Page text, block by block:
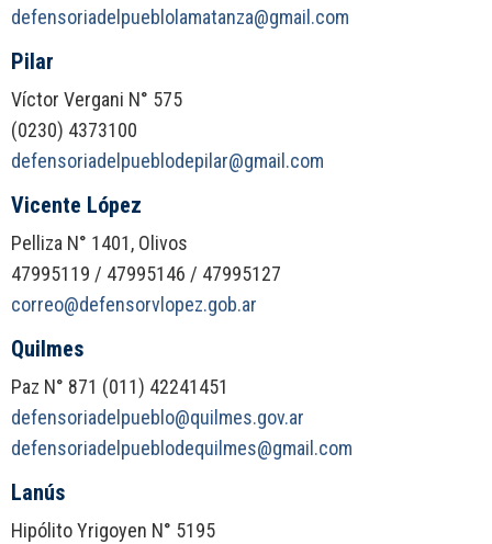
defensoriadelpueblolamatanza@gmail.com
Pilar
Víctor Vergani N° 575
(0230) 4373100
defensoriadelpueblodepilar@gmail.com
Vicente López
Pelliza N° 1401, Olivos
47995119 / 47995146 / 47995127
correo@defensorvlopez.gob.ar
Quilmes
Paz N° 871 (011) 42241451
defensoriadelpueblo@quilmes.gov.ar
defensoriadelpueblodequilmes@gmail.com
Lanús
Hipólito Yrigoyen N° 5195